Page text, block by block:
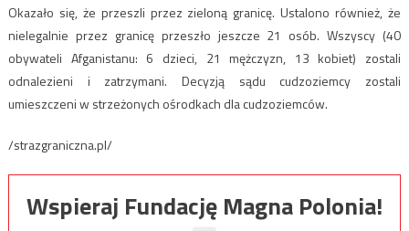
Okazało się, że przeszli przez zieloną granicę. Ustalono również, że
nielegalnie przez granicę przeszło jeszcze 21 osób. Wszyscy (40
obywateli Afganistanu: 6 dzieci, 21 mężczyzn, 13 kobiet) zostali
odnalezieni i zatrzymani. Decyzją sądu cudzoziemcy zostali
umieszczeni w strzeżonych ośrodkach dla cudzoziemców.
/strazgraniczna.pl/
Wspieraj Fundację Magna Polonia!